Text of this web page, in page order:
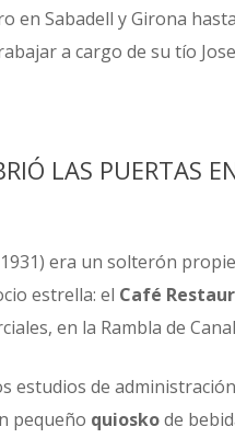
en Sabadell y Girona
a cargo de su tío
LAS PUERTAS
1931) era un solterón
estrella: el Café
en la Rambla de
estudios de
pequeño quioskode